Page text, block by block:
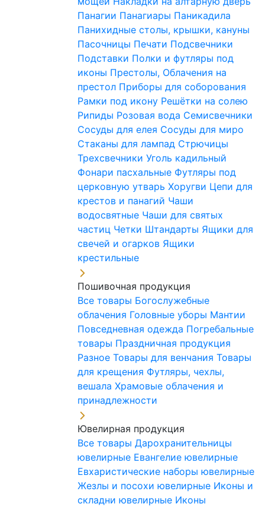
Панагии Панагиары Паникадила
Панихидные столы, крышки, кануны
Пасочницы Печати Подсвечники
Подставки Полки и футляры под
иконы Престолы, Облачения на
престол Приборы для соборования
Рамки под икону Решётки на солею
Рипиды Розовая вода Семисвечники
Сосуды для елея Сосуды для миро
Стаканы для лампад Стрючицы
Трехсвечники Уголь кадильный
Фонари пасхальные Футляры под
церковную утварь Хоругви Цепи для
крестов и панагий Чаши
водосвятные Чаши для святых
частиц Четки Штандарты Ящики для
свечей и огарков Ящики
крестильные
Пошивочная продукция
Все товары Богослужебные
облачения Головные уборы Мантии
Повседневная одежда Погребальные
товары Праздничная продукция
Разное Товары для венчания Товары
для крещения Футляры, чехлы,
вешала Храмовые облачения и
принадлежности
Ювелирная продукция
Все товары Дарохранительницы
ювелирные Евангелие ювелирные
Евхаристические наборы ювелирные
Жезлы и посохи ювелирные Иконы и
складни ювелирные Иконы